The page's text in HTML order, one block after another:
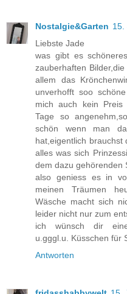
Nostalgie&Garten 15.
Liebste Jade
was gibt es
zauberhaften
allem das
unverhofft soo
mich auch kein Preis
Tage so
schön wenn man
hat,eigentlich
alles was sich
dem dazu gehörenden
also geniess es in
meinen Träumen
Wäsche macht sich
leider nicht nur zum
ich wünsch dir eine
u.gggl.u. Küsschen für
Antworten